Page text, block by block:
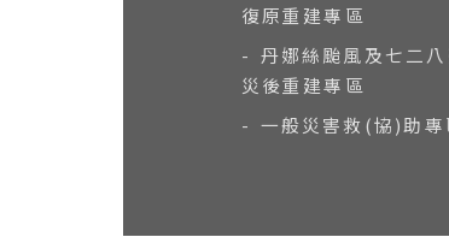
復原重建專區
- 丹娜絲颱風及七二八
災後重建專區
- 一般災害救(協)助專